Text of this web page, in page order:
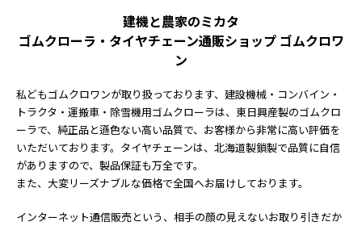
建機と農家のミカタ
ゴムクローラ・タイヤチェーン通販ショップ ゴムクロワ
ン
私どもゴムクロワンが取り扱っております、建設機械・コンバイン・
トラクタ・運搬車・除雪機用ゴムクローラは、東日興産製のゴムクロ
ーラで、純正品と遜色ない高い品質で、お客様から非常に高い評価を
いただいております。タイヤチェーンは、北海道製鎖製で品質に自信
がありますので、製品保証も万全です。
また、大変リーズナブルな価格で全国へお届けしております。
インターネット通信販売という、相手の顔の見えないお取り引きだか